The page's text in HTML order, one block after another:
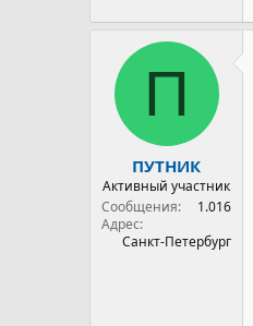
П
ПУТНИК
Активный участник
Сообщения
1.016
Адрес
Санкт-Петербург